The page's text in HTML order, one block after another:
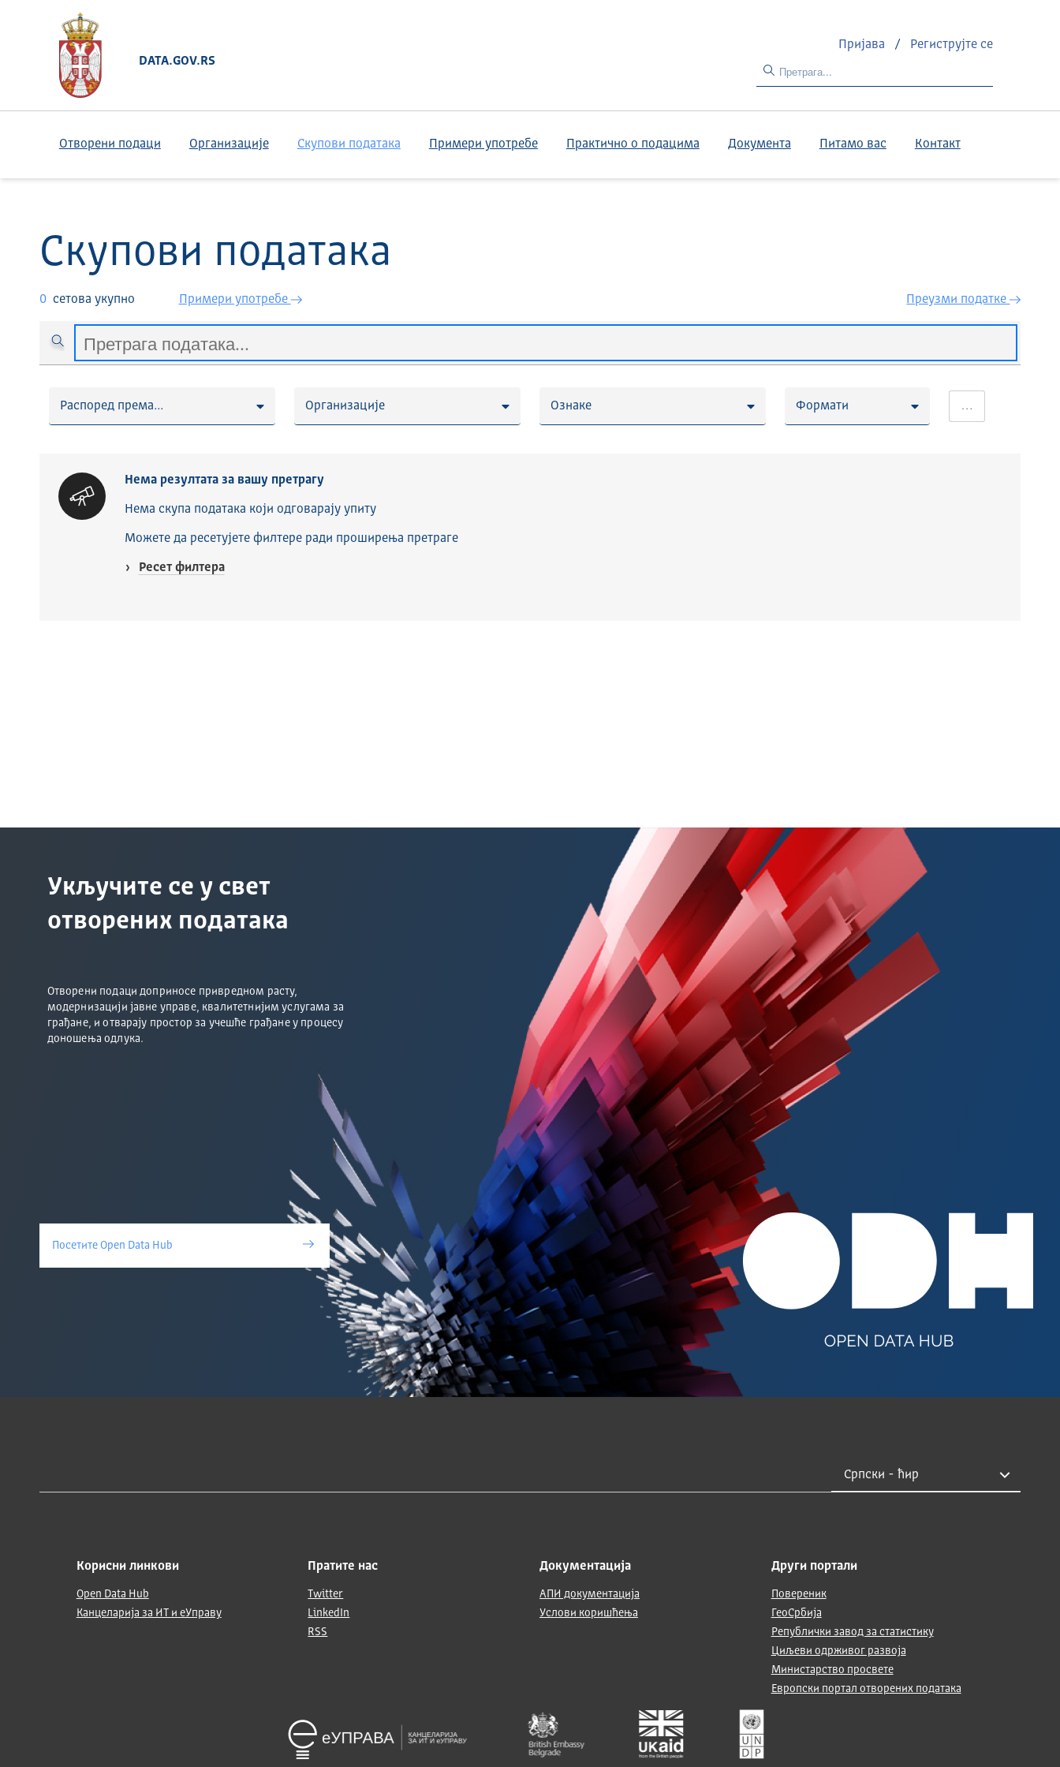
DATA.GOV.RS
Пријава / Региструјте се
Отворени подаци Организације Скупови података Примери употребе Практично о подацима Документа Питамо вас Контакт
Скупови података
0 сетова укупно Примери употребе Преузми податкe
Распоред према... Организације Ознаке Формати …
Нема резултата за вашу претрагу
Нема скупа података који одговарају упиту
Можете да ресетујете филтере ради проширења претраге
Ресет филтера
Укључите се у свет
отворених података
Отворени подаци доприносе привредном расту,
модернизацији јавне управе, квалитетнијим услугама за
грађане, и отварају простор за учешће грађане у процесу
доношења одлука.
Посетите Open Data Hub
Корисни линкови
Open Data Hub
Канцеларија за ИТ и еУправу
Пратите нас
Twitter
LinkedIn
RSS
Документација
АПИ документација
Услови коришћења
Други портали
Повереник
ГеоСрбија
Републички завод за статистику
Циљеви одрживог развоја
Министарство просвете
Европски портал отворених података